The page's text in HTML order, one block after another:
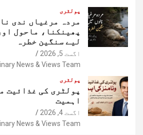
پولٹری
مردہ مرغیاں ندی
پھینکنا، ماحول
لیے سنگین خطرہ
اگست 5, 2026
News & Views Team
پولٹری
پولٹری کی غذائیت
اہمیت
اگست 4, 2026
News & Views Team